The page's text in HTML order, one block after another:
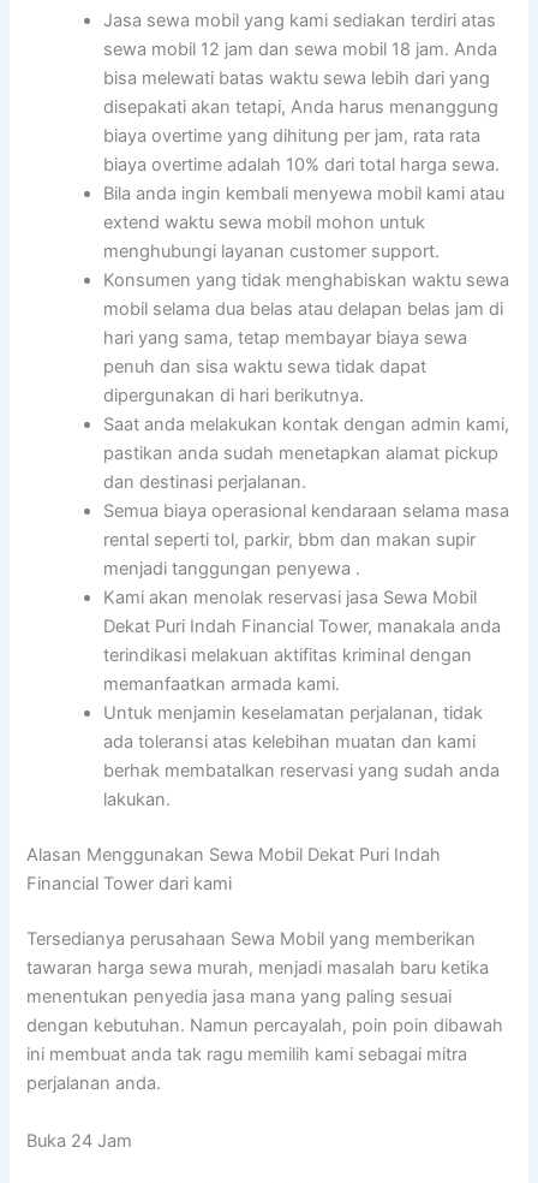
Jasa sewa mobil yang kami sediakan terdiri atas
sewa mobil 12 jam dan sewa mobil 18 jam. Anda
bisa melewati batas waktu sewa lebih dari yang
disepakati akan tetapi, Anda harus menanggung
biaya overtime yang dihitung per jam, rata rata
biaya overtime adalah 10% dari total harga sewa.
Bila anda ingin kembali menyewa mobil kami atau
extend waktu sewa mobil mohon untuk
menghubungi layanan customer support.
Konsumen yang tidak menghabiskan waktu sewa
mobil selama dua belas atau delapan belas jam di
hari yang sama, tetap membayar biaya sewa
penuh dan sisa waktu sewa tidak dapat
dipergunakan di hari berikutnya.
Saat anda melakukan kontak dengan admin kami,
pastikan anda sudah menetapkan alamat pickup
dan destinasi perjalanan.
Semua biaya operasional kendaraan selama masa
rental seperti tol, parkir, bbm dan makan supir
menjadi tanggungan penyewa .
Kami akan menolak reservasi jasa Sewa Mobil
Dekat Puri Indah Financial Tower, manakala anda
terindikasi melakuan aktifitas kriminal dengan
memanfaatkan armada kami.
Untuk menjamin keselamatan perjalanan, tidak
ada toleransi atas kelebihan muatan dan kami
berhak membatalkan reservasi yang sudah anda
lakukan.
Alasan Menggunakan Sewa Mobil Dekat Puri Indah
Financial Tower dari kami
Tersedianya perusahaan Sewa Mobil yang memberikan
tawaran harga sewa murah, menjadi masalah baru ketika
menentukan penyedia jasa mana yang paling sesuai
dengan kebutuhan. Namun percayalah, poin poin dibawah
ini membuat anda tak ragu memilih kami sebagai mitra
perjalanan anda.
Buka 24 Jam